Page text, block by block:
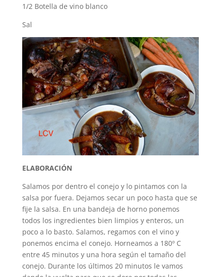
1/2 Botella de vino blanco
Sal
ELABORACIÓN
Salamos por dentro el conejo y lo pintamos con la
salsa por fuera. Dejamos secar un poco hasta que se
fije la salsa. En una bandeja de horno ponemos
todos los ingredientes bien limpios y enteros, un
poco a lo basto. Salamos, regamos con el vino y
ponemos encima el conejo. Horneamos a 180º C
entre 45 minutos y una hora según el tamaño del
conejo. Durante los últimos 20 minutos le vamos